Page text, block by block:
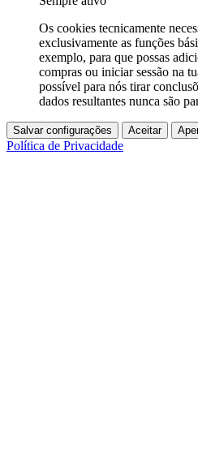
Os cookies tecnicamente
exclusivamente as funções
exemplo, para que possas
compras ou iniciar sessão na
possível para nós tirar
dados resultantes nunca são
Salvar configurações Aceitar
Política de Privacidade